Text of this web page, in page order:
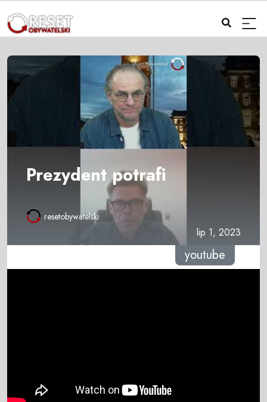
Prezydent potrafi
resetobywatelski
lip 1, 2023
youtube